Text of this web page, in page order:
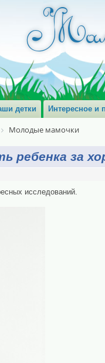
детки Интересное и
Молодые мамочки
ребенка за
исследований.